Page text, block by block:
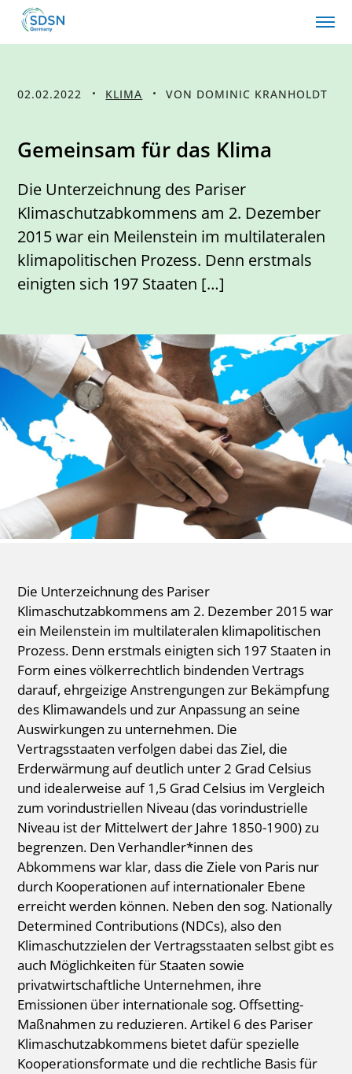
02.02.2022 KLIMA VON DOMINIC KRANHOLDT
Gemeinsam für das Klima
Die Unterzeichnung des Pariser
Klimaschutzabkommens am 2. Dezember
2015 war ein Meilenstein im multilateralen
klimapolitischen Prozess. Denn erstmals
einigten sich 197 Staaten […]
Die Unterzeichnung des Pariser
Klimaschutzabkommens am 2. Dezember 2015 war
ein Meilenstein im multilateralen klimapolitischen
Prozess. Denn erstmals einigten sich 197 Staaten in
Form eines völkerrechtlich bindenden Vertrags
darauf, ehrgeizige Anstrengungen zur Bekämpfung
des Klimawandels und zur Anpassung an seine
Auswirkungen zu unternehmen. Die
Vertragsstaaten verfolgen dabei das Ziel, die
Erderwärmung auf deutlich unter 2 Grad Celsius
und idealerweise auf 1,5 Grad Celsius im Vergleich
zum vorindustriellen Niveau (das vorindustrielle
Niveau ist der Mittelwert der Jahre 1850-1900) zu
begrenzen. Den Verhandler*innen des
Abkommens war klar, dass die Ziele von Paris nur
durch Kooperationen auf internationaler Ebene
erreicht werden können. Neben den sog. Nationally
Determined Contributions (NDCs), also den
Klimaschutzzielen der Vertragsstaaten selbst gibt es
auch Möglichkeiten für Staaten sowie
privatwirtschaftliche Unternehmen, ihre
Emissionen über internationale sog. Offsetting-
Maßnahmen zu reduzieren. Artikel 6 des Pariser
Klimaschutzabkommens bietet dafür spezielle
Kooperationsformate und die rechtliche Basis für